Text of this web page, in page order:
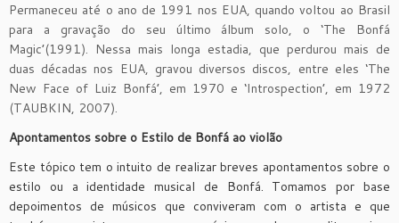
Permaneceu até o ano de 1991 nos EUA, quando voltou ao Brasil
para a gravação do seu último álbum solo, o ‘The Bonfá
Magic’(1991). Nessa mais longa estadia, que perdurou mais de
duas décadas nos EUA, gravou diversos discos, entre eles ‘The
New Face of Luiz Bonfá’, em 1970 e ‘Introspection’, em 1972
(TAUBKIN, 2007).
Apontamentos sobre o Estilo de Bonfá ao violão
Este tópico tem o intuito de realizar breves apontamentos sobre o
estilo ou a identidade musical de Bonfá. Tomamos por base
depoimentos de músicos que conviveram com o artista e que